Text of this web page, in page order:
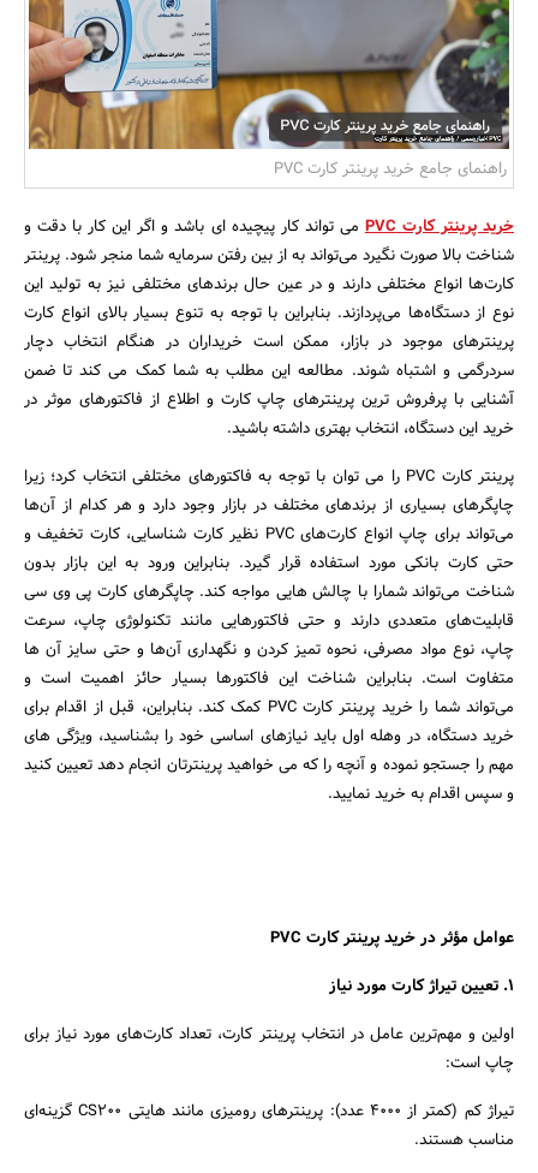
بانک، بیمه و سرمایه
مسکن و ساختمان
راهنمای جامع خرید پرینتر کارت PVC
خرید پرینتر کارت PVC
می تواند کار پیچیده ای باشد و اگر این کار با دقت و
شناخت بالا صورت نگیرد می‌تواند به از بین رفتن سرمایه شما منجر شود. پرینتر
کارت‌ها انواع مختلفی دارند و در عین حال برندهای مختلفی نیز به تولید این
نوع از دستگاه‌ها می‌پردازند. بنابراین با توجه به تنوع بسیار بالای انواع کارت
پرینترهای موجود در بازار، ممکن است خریداران در هنگام انتخاب دچار
سردرگمی و اشتباه شوند. مطالعه این مطلب به شما کمک می کند تا ضمن
آشنایی با پرفروش ترین پرینترهای چاپ کارت و اطلاع از فاکتورهای موثر در
خرید این دستگاه، انتخاب بهتری داشته باشید.
پرینتر کارت PVC را می توان با توجه به فاکتورهای مختلفی انتخاب کرد؛ زیرا
چاپگرهای بسیاری از برندهای مختلف در بازار وجود دارد و هر کدام از آن‌ها
می‌تواند برای چاپ انواع کارت‌های PVC نظیر کارت شناسایی، کارت تخفیف و
حتی کارت بانکی مورد استفاده قرار گیرد. بنابراین ورود به این بازار بدون
شناخت می‌تواند شمارا با چالش هایی مواجه کند. چاپگرهای کارت پی وی سی
قابلیت‌های متعددی دارند و حتی فاکتورهایی مانند تکنولوژی چاپ، سرعت
چاپ، نوع مواد مصرفی، نحوه تمیز کردن و نگهداری آن‌ها و حتی سایز آن ها
متفاوت است. بنابراین شناخت این فاکتورها بسیار حائز اهمیت است و
می‌تواند شما را خرید پرینتر کارت PVC کمک کند. بنابراین، قبل از اقدام برای
خرید دستگاه، در وهله اول باید نیازهای اساسی خود را بشناسید، ویژگی‎ های
مهم را جستجو نموده و آنچه را که می‎ خواهید پرینترتان انجام دهد تعیین کنید
و سپس اقدام به خرید نمایید.
عوامل مؤثر در خرید پرینتر کارت PVC
1. تعیین تیراژ کارت مورد نیاز
اولین و مهم‌ترین عامل در انتخاب پرینتر کارت، تعداد کارت‌های مورد نیاز برای
چاپ است:
تیراژ کم (کمتر از 4000 عدد): پرینترهای رومیزی مانند هایتی CS200 گزینه‌ای
مناسب هستند.